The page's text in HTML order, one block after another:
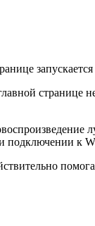
странице
подключении к